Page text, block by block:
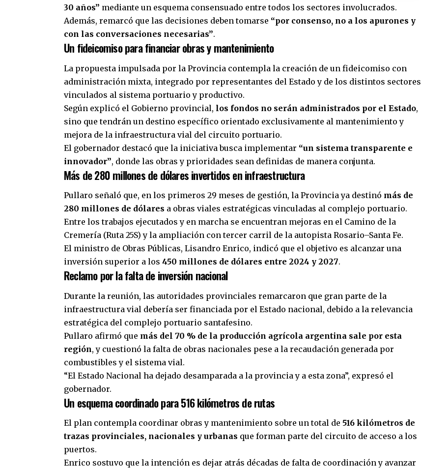
30 años” mediante un esquema consensuado entre todos los sectores involucrados.
Además, remarcó que las decisiones deben tomarse “por consenso, no a los apurones y
con las conversaciones necesarias”.
Un fideicomiso para financiar obras y mantenimiento
La propuesta impulsada por la Provincia contempla la creación de un fideicomiso con
administración mixta, integrado por representantes del Estado y de los distintos sectores
vinculados al sistema portuario y productivo.
Según explicó el Gobierno provincial, los fondos no serán administrados por el Estado,
sino que tendrán un destino específico orientado exclusivamente al mantenimiento y
mejora de la infraestructura vial del circuito portuario.
El gobernador destacó que la iniciativa busca implementar “un sistema transparente e
innovador”, donde las obras y prioridades sean definidas de manera conjunta.
Más de 280 millones de dólares invertidos en infraestructura
Pullaro señaló que, en los primeros 29 meses de gestión, la Provincia ya destinó más de
280 millones de dólares a obras viales estratégicas vinculadas al complejo portuario.
Entre los trabajos ejecutados y en marcha se encuentran mejoras en el Camino de la
Cremería (Ruta 25S) y la ampliación con tercer carril de la autopista Rosario–Santa Fe.
El ministro de Obras Públicas, Lisandro Enrico, indicó que el objetivo es alcanzar una
inversión superior a los 450 millones de dólares entre 2024 y 2027.
Reclamo por la falta de inversión nacional
Durante la reunión, las autoridades provinciales remarcaron que gran parte de la
infraestructura vial debería ser financiada por el Estado nacional, debido a la relevancia
estratégica del complejo portuario santafesino.
Pullaro afirmó que más del 70 % de la producción agrícola argentina sale por esta
región, y cuestionó la falta de obras nacionales pese a la recaudación generada por
combustibles y el sistema vial.
“El Estado Nacional ha dejado desamparada a la provincia y a esta zona”, expresó el
gobernador.
Un esquema coordinado para 516 kilómetros de rutas
El plan contempla coordinar obras y mantenimiento sobre un total de 516 kilómetros de
trazas provinciales, nacionales y urbanas que forman parte del circuito de acceso a los
puertos.
Enrico sostuvo que la intención es dejar atrás décadas de falta de coordinación y avanzar